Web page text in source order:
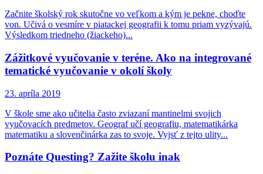
Začnite školský rok skutočne vo veľkom a kým je pekne, choďte
von. Učivá o vesmíre v piatackej geografii k tomu priam vyzývajú.
Výsledkom triedneho (žiackeho)...
Zážitkové vyučovanie v teréne. Ako na integrované
tematické vyučovanie v okolí školy
23. apríla 2019
V škole sme ako učitelia často zviazaní mantinelmi svojich
vyučovacích predmetov. Geograf učí geografiu, matematikárka
matematiku a slovenčinárka zas to svoje. Vyjsť z tejto ulity...
Poznáte Questing? Zažite školu inak